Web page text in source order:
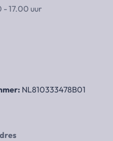
17.00 uur
NL810333478B01